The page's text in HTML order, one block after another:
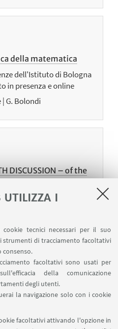
UTILIZZA I
tecnici necessari per il suo
strumenti di tracciamento facoltativi
consenso.
facoltativi sono usati per
della comunicazione
degli utenti.
la navigazione solo con i cookie
facoltativi attivando l'opzione in
della matematica
dell'Istituto di Bologna
in presenza e online
G. Bolondi
DISCUSSION – of the
OF THEORY?
dell'Istituto di Bologna